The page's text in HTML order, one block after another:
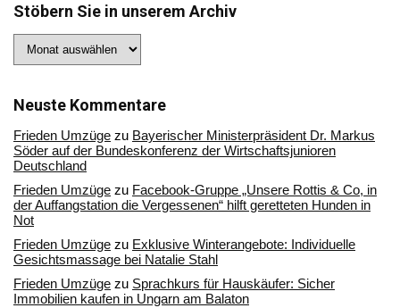
Stöbern Sie in unserem Archiv
Sie
Archiv
Neuste Kommentare
Frieden Umzüge zu Bayerischer Ministerpräsident Dr. Markus
Söder auf der Bundeskonferenz der Wirtschaftsjunioren
Deutschland
Frieden Umzüge zu Facebook-Gruppe „Unsere Rottis & Co, in
der Auffangstation die Vergessenen“ hilft geretteten Hunden in
Not
Frieden Umzüge zu Exklusive Winterangebote: Individuelle
Gesichtsmassage bei Natalie Stahl
Frieden Umzüge zu Sprachkurs für Hauskäufer: Sicher
Immobilien kaufen in Ungarn am Balaton